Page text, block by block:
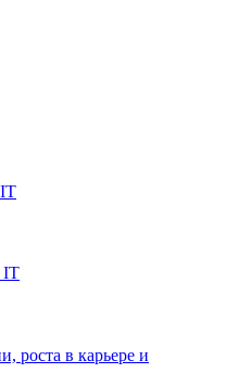
IT
роста в карьере и